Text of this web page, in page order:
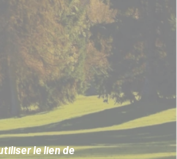
le lien de